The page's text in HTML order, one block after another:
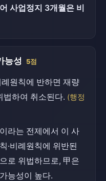
사업정지 3개월은 비
능성 5점
원칙에 반하면 재량
법하여 취소된다. (행정
라는 전제에서 이 사
·비례원칙에 위반된
로 위법하므로, 甲은
능성이 높다.